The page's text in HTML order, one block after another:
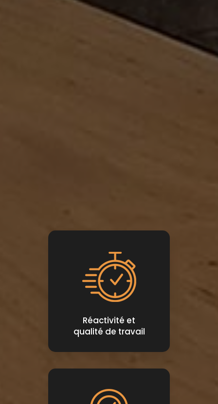
Réactivité et
qualité de travail